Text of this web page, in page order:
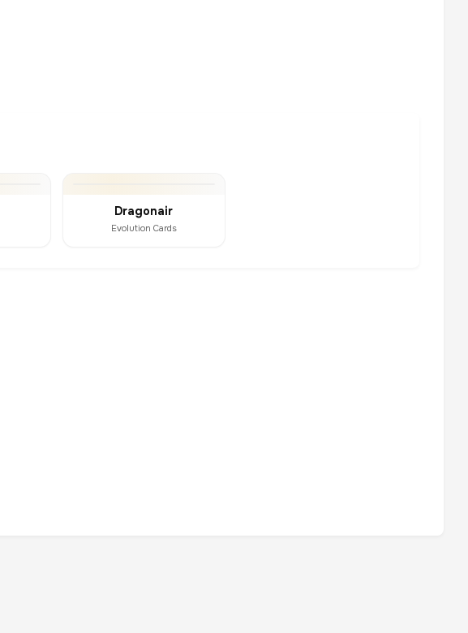
Dragonair
Evolution Cards